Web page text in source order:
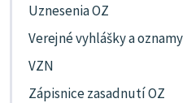
Uznesenia OZ
Verejné vyhlášky a oznamy
VZN
Zápisnice zasadnutí OZ